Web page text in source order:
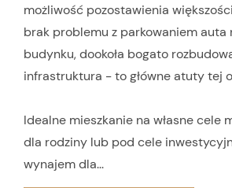
możliwość pozostawienia
brak problemu z parkowaniem auta
budynku, dookoła bogato
infrastruktura - to główne atuty tej
Idealne mieszkanie na własne cele
dla rodziny lub pod cele
wynajem dla...